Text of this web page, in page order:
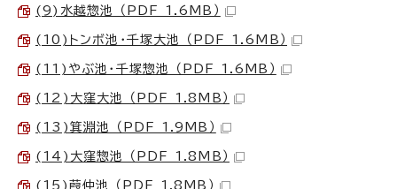
(9)水越惣池 （PDF 1.6MB）
(10)トンボ池・千塚大池 （PDF 1.6MB）
(11)やぶ池・千塚惣池 （PDF 1.6MB）
(12)大窪大池 （PDF 1.8MB）
(13)箕淵池 （PDF 1.9MB）
(14)大窪惣池 （PDF 1.8MB）
(15)葭仲池 （PDF 1.8MB）